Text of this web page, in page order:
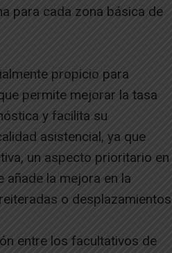
para cada zona básica de
propicio para
permite mejorar la tasa
y facilita su
asistencial, ya que
un aspecto prioritario en
añade la mejora en la
o desplazamientos
entre los facultativos de